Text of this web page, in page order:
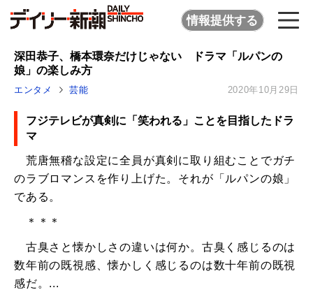
情報提供する
深田恭子、橋本環奈だけじゃない ドラマ「ルパンの
娘」の楽しみ方
エンタメ 芸能 2020年10月29日
フジテレビが真剣に「笑われる」ことを目指したドラ
マ
荒唐無稽な設定に全員が真剣に取り組むことでガチ
のラブロマンスを作り上げた。それが「ルパンの娘」
である。
＊＊＊
古臭さと懐かしさの違いは何か。古臭く感じるのは
数年前の既視感、懐かしく感じるのは数十年前の既視
感だ。...